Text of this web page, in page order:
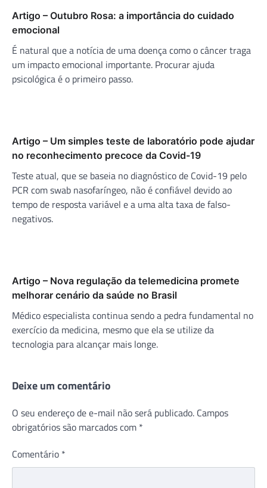
Artigo – Outubro Rosa: a importância do cuidado
emocional
É natural que a notícia de uma doença como o câncer traga
um impacto emocional importante. Procurar ajuda
psicológica é o primeiro passo.
Artigo – Um simples teste de laboratório pode ajudar
no reconhecimento precoce da Covid-19
Teste atual, que se baseia no diagnóstico de Covid-19 pelo
PCR com swab nasofaríngeo, não é confiável devido ao
tempo de resposta variável e a uma alta taxa de falso-
negativos.
Artigo – Nova regulação da telemedicina promete
melhorar cenário da saúde no Brasil
Médico especialista continua sendo a pedra fundamental no
exercício da medicina, mesmo que ela se utilize da
tecnologia para alcançar mais longe.
Deixe um comentário
O seu endereço de e-mail não será publicado. Campos
obrigatórios são marcados com *
Comentário *